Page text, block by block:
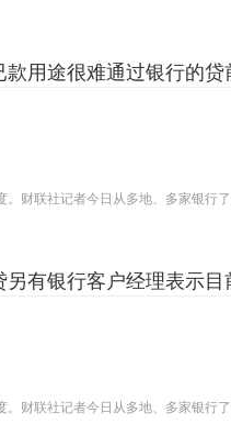
用途很难通过银行的
财联社记者今日从多地、多家银行
有银行客户经理表示
财联社记者今日从多地、多家银行